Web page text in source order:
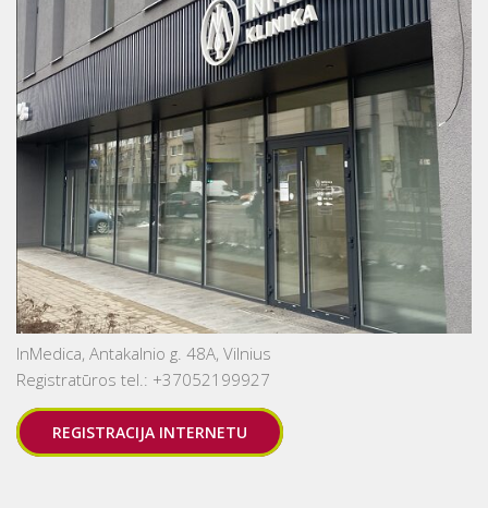
InMedica, Antakalnio g. 48A, Vilnius
Registratūros tel.: +37052199927
REGISTRACIJA INTERNETU